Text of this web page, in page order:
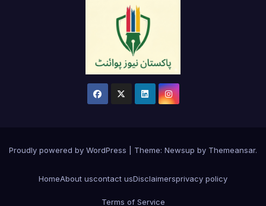
Proudly powered by WordPress Theme: Newsup by Themeansar.
HomeAbout uscontact usDisclaimersprivacy policy
Terms of Service